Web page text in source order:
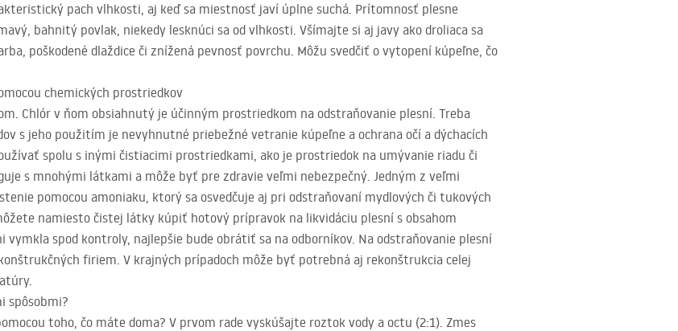
pach vlhkosti, aj keď sa miestnosť javí úplne suchá. Prítomnosť plesne
bahnitý povlak, niekedy lesknúci sa od vlhkosti. Všímajte si aj javy ako droliaca sa
poškodené dlaždice či znížená pevnosť povrchu. Môžu svedčiť o vytopení kúpeľne, čo
chemických prostriedkov
Chlór v ňom obsiahnutý je účinným prostriedkom na odstraňovanie plesní. Treba
s jeho použitím je nevyhnutné priebežné vetranie kúpeľne a ochrana očí a dýchacích
spolu s inými čistiacimi prostriedkami, ako je prostriedok na umývanie riadu či
s mnohými látkami a môže byť pre zdravie veľmi nebezpečný. Jedným z veľmi
pomocou amoniaku, ktorý sa osvedčuje aj pri odstraňovaní mydlových či tukových
namiesto čistej látky kúpiť hotový prípravok na likvidáciu plesní s obsahom
vymkla spod kontroly, najlepšie bude obrátiť sa na odborníkov. Na odstraňovanie plesní
firiem. V krajných prípadoch môže byť potrebná aj rekonštrukcia celej
spôsobmi?
toho, čo máte doma? V prvom rade vyskúšajte roztok vody a octu (2:1). Zmes